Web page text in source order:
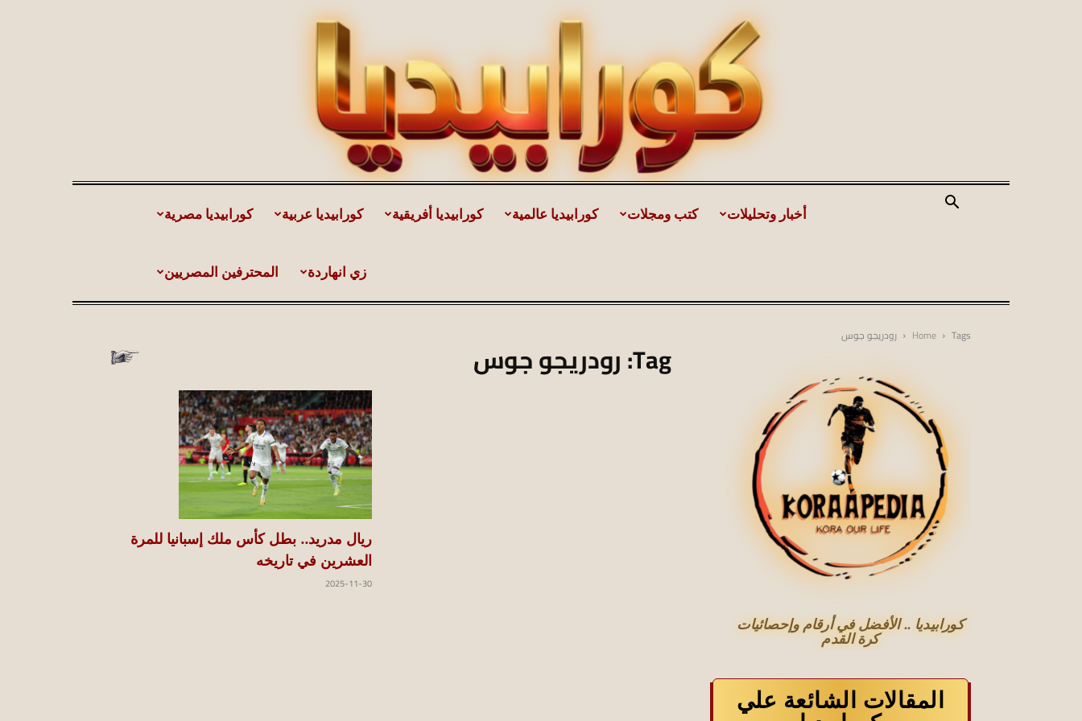
كورابيديا مصرية كورابيديا عربية كورابيديا أفريقية كورابيديا عالمية كتب ومجلات أخبار وتحليلات
المحترفين المصريين زي انهاردة
Home Tags رودريجو جوس
Tag: رودريجو جوس
ريال مدريد.. بطل كأس ملك إسبانيا للمرة
العشرين في تاريخه
2025-11-30
كورابيديا .. الأفضل في أرقام وإحصائيات
كرة القدم
المقالات الشائعة علي